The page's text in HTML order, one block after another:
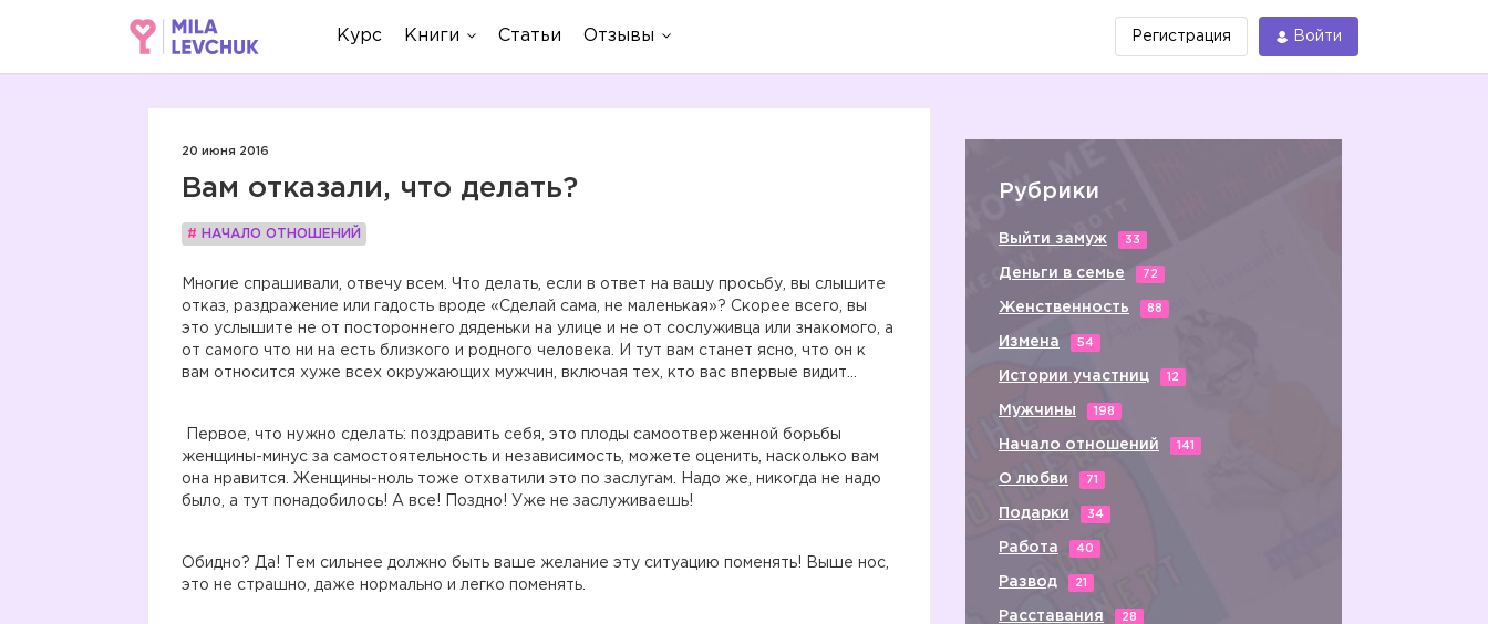
Курс Книги Статьи Отзывы Регистрация Войти
20 июня 2016
Вам отказали, что делать?
# НАЧАЛО ОТНОШЕНИЙ
Многие спрашивали, отвечу всем. Что делать, если в ответ на вашу просьбу, вы слышите
отказ, раздражение или гадость вроде «Сделай сама, не маленькая»? Скорее всего, вы
это услышите не от постороннего дяденьки на улице и не от сослуживца или знакомого, а
от самого что ни на есть близкого и родного человека. И тут вам станет ясно, что он к
вам относится хуже всех окружающих мужчин, включая тех, кто вас впервые видит…
Первое, что нужно сделать: поздравить себя, это плоды самоотверженной борьбы
женщины-минус за самостоятельность и независимость, можете оценить, насколько вам
она нравится. Женщины-ноль тоже отхватили это по заслугам. Надо же, никогда не надо
было, а тут понадобилось! А все! Поздно! Уже не заслуживаешь!
Обидно? Да! Тем сильнее должно быть ваше желание эту ситуацию поменять! Выше нос,
это не страшно, даже нормально и легко поменять.
Рубрики
Выйти замуж 33
Деньги в семье 72
Женственность 88
Измена 54
Истории участниц 12
Мужчины 198
Начало отношений 141
О любви 71
Подарки 34
Работа 40
Развод 21
Расставания 28